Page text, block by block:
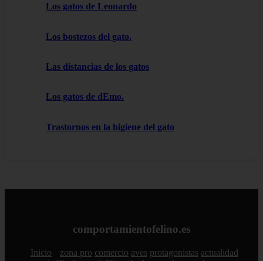
Los gatos de Leonardo
Los bostezos del gato.
Las distancias de los gatos
Los gatos de dEmo.
Trastornos en la higiene del gato
comportamientofelino.es
Inicio zona pro comercio aves protagonistas actualidad